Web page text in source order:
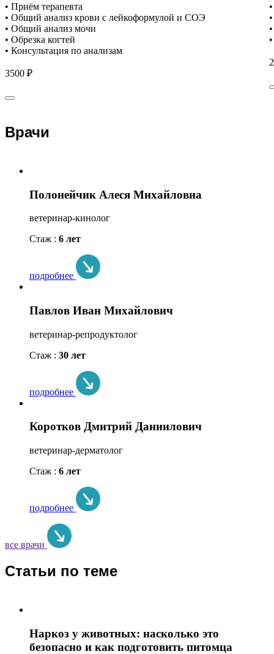
• Приём терапевта
• Общий анализ крови с лейкоформулой и СОЭ
• Общий анализ мочи
• Обрезка когтей
• Консультация по анализам
3500 ₽
Врачи
Полонейчик Алеся Михайловна
ветеринар-кинолог
Стаж : 6 лет
подробнее
Павлов Иван Михайлович
ветеринар-репродуктолог
Стаж : 30 лет
подробнее
Коротков Дмитрий Даниилович
ветеринар-дерматолог
Стаж : 6 лет
подробнее
все врачи
Статьи по теме
Наркоз у животных: насколько это
безопасно и как подготовить питомца